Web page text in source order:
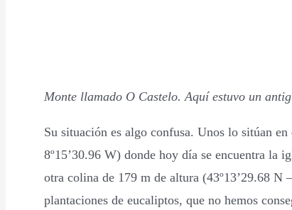
Monte llamado O Castelo. Aquí estuvo un
Su situación es algo confusa. Unos lo sitúan
8º15’30.96 W) donde hoy día se encuentra la
otra colina de 179 m de altura (43º13’29.68 N
plantaciones de eucaliptos, que no hemos